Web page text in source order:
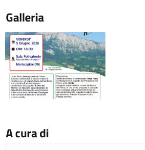
Galleria
A cura di